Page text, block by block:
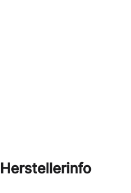
Herstellerinfo